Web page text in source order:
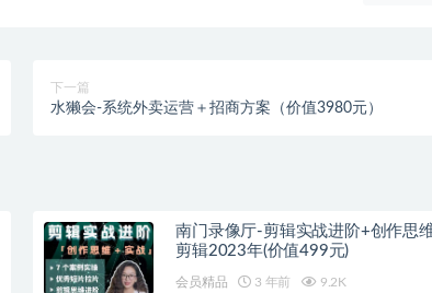
下一篇
水獭会-系统外卖运营＋招商方案（价值3980元）
南门录像厅-剪辑实战进阶+创作思
剪辑2023年(价值499元)
会员精品 3 年前 9.2K